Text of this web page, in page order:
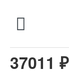
37011 ₽